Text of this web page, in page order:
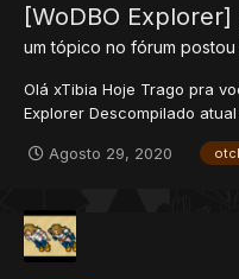
[WoDBO
um tópico no fórum postou
Olá xTibia Hoje Trago pra
Explorer Descompilado
mais o clientes.) Espero
r.zi...
Agosto 29, 2020